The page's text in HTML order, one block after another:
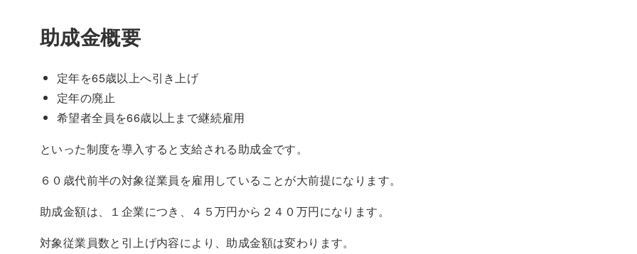
助成金概要
定年を65歳以上へ引き上げ
定年の廃止
希望者全員を66歳以上まで継続雇用
といった制度を導入すると支給される助成金です。
６０歳代前半の対象従業員を雇用していることが大前提になります。
助成金額は、１企業につき、４５万円から２４０万円になります。
対象従業員数と引上げ内容により、助成金額は変わります。